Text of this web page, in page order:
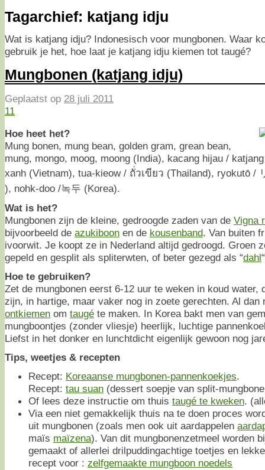
Tagarchief: katjang idju
Wat is katjang idju? Indonesisch voor mungbonen. Waar
gebruik je het, hoe laat je katjang idju kiemen tot taugé?
Mungbonen (katjang idju)
Geplaatst op 28 juli 2011
11
Hoe heet het?
Mung bonen, mung bean, golden gram, grean bean,
mung, mongo, moog, moong (India), kacang hijau /
xanh (Vietnam), tua-kieow / ถั่วเขียว (Thailand), ryokutō /
), nohk-doo /녹두 (Korea).
Wat is het?
Mungbonen zijn de kleine, gedroogde zaden van de Vigna
bijvoorbeeld de azukiboon en de kousenband. Van buiten
ivoorwit. Je koopt ze in Nederland altijd gedroogd. Groen
gepeld en gesplit als spliterwten, of beter gezegd als “dahl
Hoe te gebruiken?
Zet de mungbonen eerst 6-12 uur te weken in koud water,
zijn, in hartige, maar vaker nog in zoete gerechten. Al dan
ontkiemen om taugé te maken. In Korea bakt men van
mungboontjes (zonder vliesje) heerlijk, luchtige
Liefst in het donker en lunchtdicht eigenlijk gewoon nog
Tips, weetjes & recepten
Recept: Koreaanse mungbonen-pannenkoekjes.
Recept: tau suan (dessert soepje van split-
Of lees deze instructie om thuis taugé te kweken.
Via een niet gemakkelijk thuis na te doen proces
uit mungbonen (zoals men ook uit aardappelen
maïs maïzena). Van dit mungbonenzetmeel worden
gemaakt of allerlei drilpuddingachtige toetjes en
recept voor : zelfgemaakte mungboon noedels